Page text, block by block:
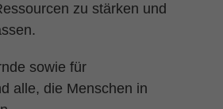
zu stärken und
sowie für
alle, die Menschen in